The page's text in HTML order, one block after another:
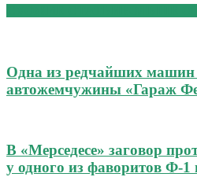
Одна из редчайших машин
автожемчужины «Гараж
В «Мерседесе» заговор
у одного из фаворитов Ф-